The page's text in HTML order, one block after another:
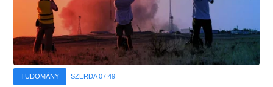
TUDOMÁNY SZERDA 07:49